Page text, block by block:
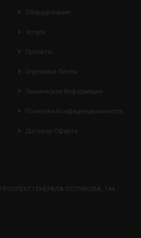
Оборудование
Услуги
Проекты
Опросные Листы
Техническая Информация
Политика Конфиденциальности
Договор-Оферта
ГЕНЕРАЛА ОСТРЯКОВА, 144